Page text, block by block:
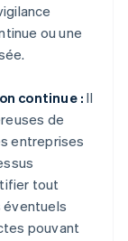
ou une
continue : Il
de
entreprises
tout
éventuels
pouvant